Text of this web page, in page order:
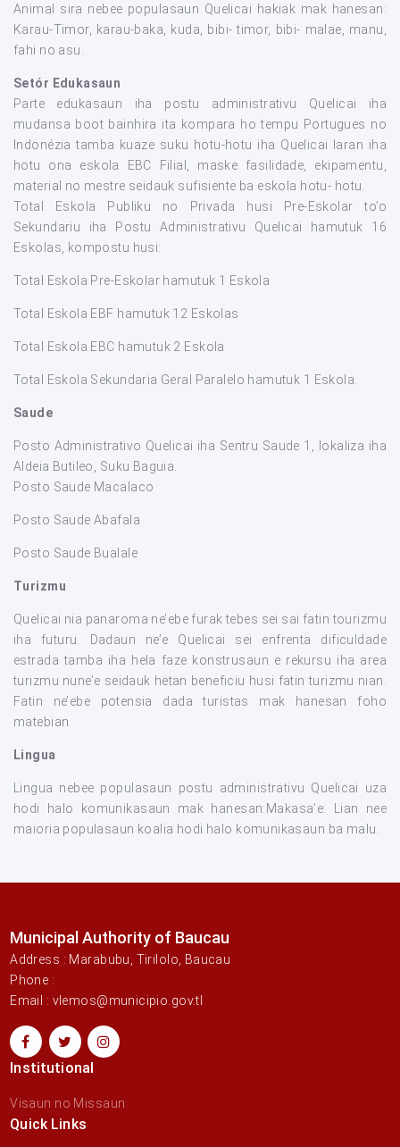
Animal sira nebee populasaun Quelicai hakiak mak hanesan:
Karau-Timor, karau-baka, kuda, bibi- timor, bibi- malae, manu,
fahi no asu.
Setór Edukasaun
Parte edukasaun iha postu administrativu Quelicai iha
mudansa boot bainhira ita kompara ho tempu Portugues no
Indonézia tamba kuaze suku hotu-hotu iha Quelicai laran iha
hotu ona eskola EBC Filial, maske fasilidade, ekipamentu,
material no mestre seidauk sufisiente ba eskola hotu- hotu.
Total Eskola Publiku no Privada husi Pre-Eskolar to’o
Sekundariu iha Postu Administrativu Quelicai hamutuk 16
Eskolas, kompostu husi:
Total Eskola Pre-Eskolar hamutuk 1 Eskola
Total Eskola EBF hamutuk 12 Eskolas
Total Eskola EBC hamutuk 2 Eskola
Total Eskola Sekundaria Geral Paralelo hamutuk 1 Eskola.
Saude
Posto Administrativo Quelicai iha Sentru Saude 1, lokaliza iha
Aldeia Butileo, Suku Baguia.
Posto Saude Macalaco
Posto Saude Abafala
Posto Saude Bualale
Turizmu
Quelicai nia panaroma ne’ebe furak tebes sei sai fatin tourizmu
iha futuru. Dadaun ne’e Quelicai sei enfrenta dificuldade
estrada tamba iha hela faze konstrusaun e rekursu iha area
turizmu nune’e seidauk hetan beneficiu husi fatin turizmu nian.
Fatin ne’ebe potensia dada turistas mak hanesan foho
matebian.
Lingua
Lingua nebee populasaun postu administrativu Quelicai uza
hodi halo komunikasaun mak hanesan:Makasa’e: Lian nee
maioria populasaun koalia hodi halo komunikasaun ba malu.
Municipal Authority of Baucau
Address : Marabubu, Tirilolo, Baucau
Phone :
Email : vlemos@municipio.gov.tl
Institutional
Visaun no Missaun
Quick Links